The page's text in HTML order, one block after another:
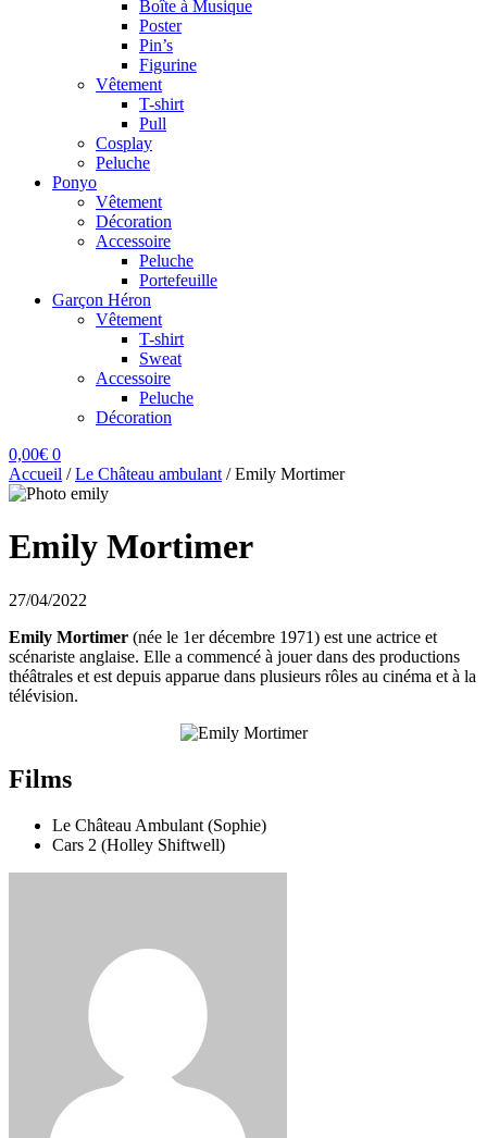
Boîte à Musique
Poster
Pin’s
Figurine
Vêtement
T-shirt
Pull
Cosplay
Peluche
Ponyo
Vêtement
Décoration
Accessoire
Peluche
Portefeuille
Garçon Héron
Vêtement
T-shirt
Sweat
Accessoire
Peluche
Décoration
0,00€ 0
Accueil /Le Château ambulant /Emily Mortimer
Emily Mortimer
27/04/2022
Emily Mortimer (née le 1er décembre 1971) est une actrice et
scénariste anglaise. Elle a commencé à jouer dans des productions
théâtrales et est depuis apparue dans plusieurs rôles au cinéma et à la
télévision.
Films
Le Château Ambulant (Sophie)
Cars 2 (Holley Shiftwell)